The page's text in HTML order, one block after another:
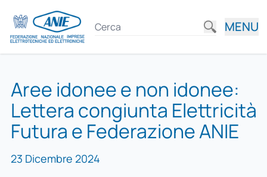
MENU
Aree idonee e non idonee:
Lettera congiunta Elettricità
Futura e Federazione ANIE
23 Dicembre 2024